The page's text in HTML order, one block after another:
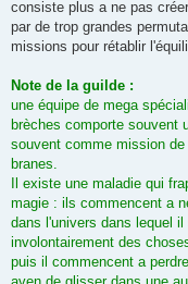
consiste plus a ne pas
par de trop grandes
missions pour rétablir
Note de la guilde :
une équipe de mega
brèches comporte souvent
souvent comme mission
branes.
Il existe une maladie qui
magie : ils commencent a
dans l'univers dans lequel
involontairement des
puis il commencent a